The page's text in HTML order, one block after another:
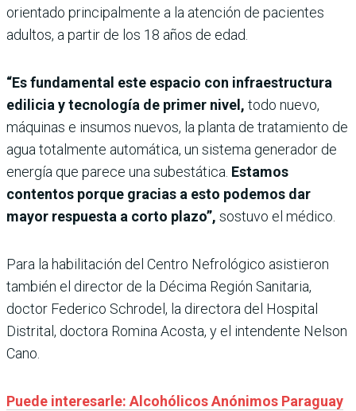
orientado principalmente a la atención de pacientes
adultos, a partir de los 18 años de edad.
“Es fundamental este espacio con infraestructura
edilicia y tecnología de primer nivel, todo nuevo,
máquinas e insumos nuevos, la planta de tratamiento de
agua totalmente automática, un sistema generador de
energía que parece una subestática. Estamos
contentos porque gracias a esto podemos dar
mayor respuesta a corto plazo”, sostuvo el médico.
Para la habilitación del Centro Nefrológico asistieron
también el director de la Décima Región Sanitaria,
doctor Federico Schrodel, la directora del Hospital
Distrital, doctora Romina Acosta, y el intendente Nelson
Cano.
Puede interesarle: Alcohólicos Anónimos Paraguay